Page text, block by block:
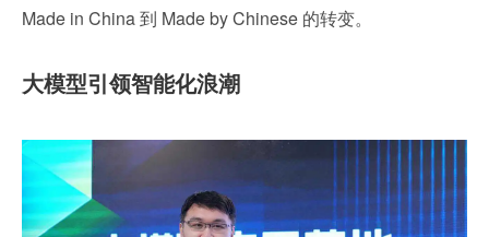
Made in China 到 Made by Chinese 的转变。
大模型引领智能化浪潮